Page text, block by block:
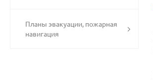
Планы эвакуации, пожарная
навигация